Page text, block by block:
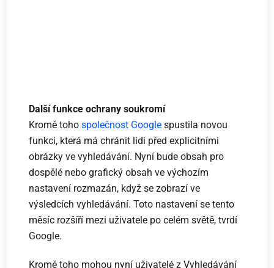
Další funkce ochrany soukromí
Kromě tohospolečnost Google spustila novou
funkci, která má chránit lidi před explicitními
obrázky ve vyhledávání. Nyní bude obsah pro
dospělé nebo grafický obsah ve výchozím
nastavení rozmazán, když se zobrazí ve
výsledcích vyhledávání. Toto nastavení se tento
měsíc rozšíří mezi uživatele po celém světě, tvrdí
Google.
Kromě toho mohou nyní uživatelé z Vyhledávání